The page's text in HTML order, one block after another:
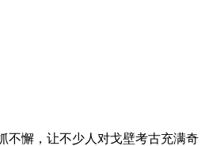
懈，让不少人对戈壁考古充满奇